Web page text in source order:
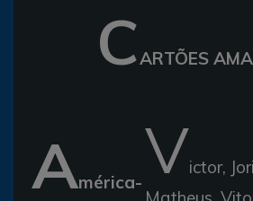
CARTÕES
América-Victor,